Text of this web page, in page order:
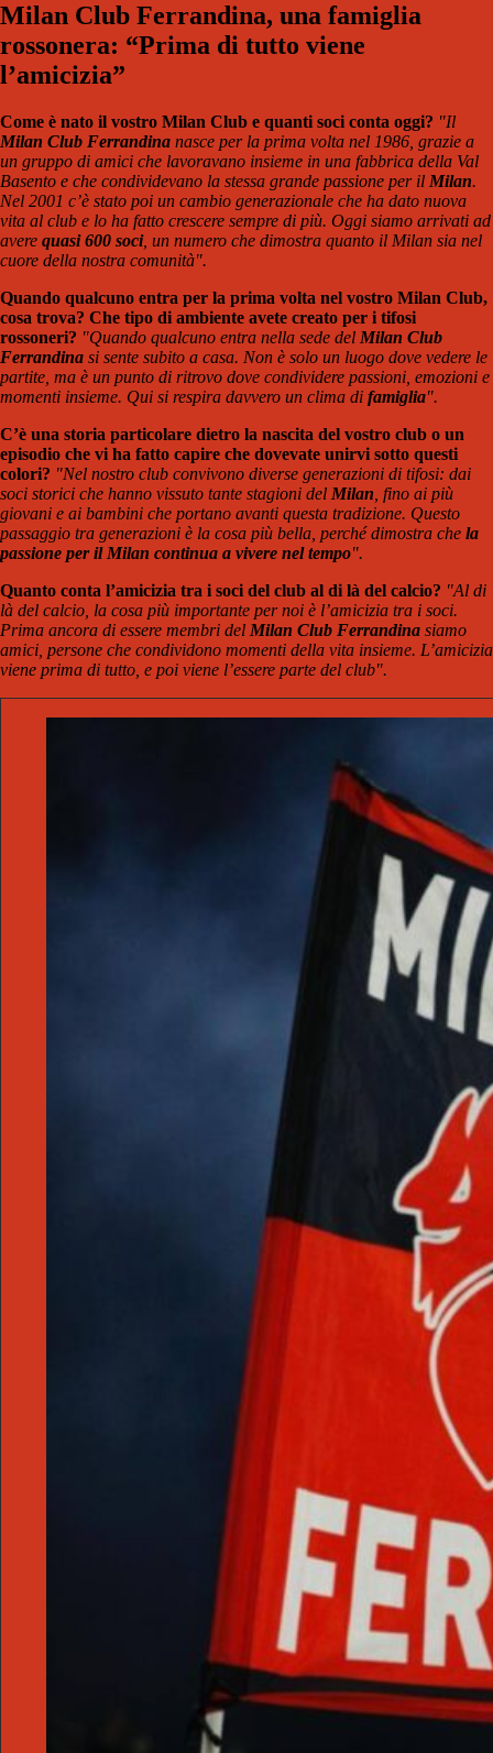
Milan Club Ferrandina, una famiglia
rossonera: “Prima di tutto viene
l’amicizia”
Come è nato il vostro Milan Club e quanti soci conta oggi? "Il
Milan Club Ferrandina nasce per la prima volta nel 1986, grazie a
un gruppo di amici che lavoravano insieme in una fabbrica della Val
Basento e che condividevano la stessa grande passione per il Milan.
Nel 2001 c’è stato poi un cambio generazionale che ha dato nuova
vita al club e lo ha fatto crescere sempre di più. Oggi siamo arrivati ad
avere quasi 600 soci, un numero che dimostra quanto il Milan sia nel
cuore della nostra comunità".
Quando qualcuno entra per la prima volta nel vostro Milan Club,
cosa trova? Che tipo di ambiente avete creato per i tifosi
rossoneri? "Quando qualcuno entra nella sede del Milan Club
Ferrandina si sente subito a casa. Non è solo un luogo dove vedere le
partite, ma è un punto di ritrovo dove condividere passioni, emozioni e
momenti insieme. Qui si respira davvero un clima di famiglia".
C’è una storia particolare dietro la nascita del vostro club o un
episodio che vi ha fatto capire che dovevate unirvi sotto questi
colori? "Nel nostro club convivono diverse generazioni di tifosi: dai
soci storici che hanno vissuto tante stagioni del Milan , fino ai più
giovani e ai bambini che portano avanti questa tradizione. Questo
passaggio tra generazioni è la cosa più bella, perché dimostra che la
passione per il Milan continua a vivere nel tempo".
Quanto conta l’amicizia tra i soci del club al di là del calcio? "Al di
là del calcio, la cosa più importante per noi è l’amicizia tra i soci.
Prima ancora di essere membri del Milan Club Ferrandina siamo
amici, persone che condividono momenti della vita insieme. L’amicizia
viene prima di tutto, e poi viene l’essere parte del club".